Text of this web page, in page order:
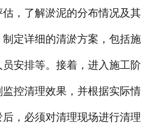
，了解淤泥的分布情况及其
定详细的清淤方案，包括施
安排等。接着，进入施工阶
控清理效果，并根据实际情
，必须对清理现场进行清理